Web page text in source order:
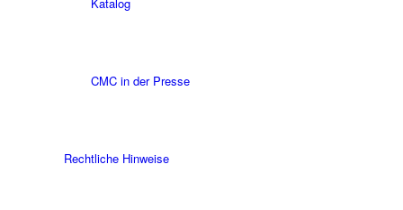
CMC in der Presse
Rechtliche Hinweise